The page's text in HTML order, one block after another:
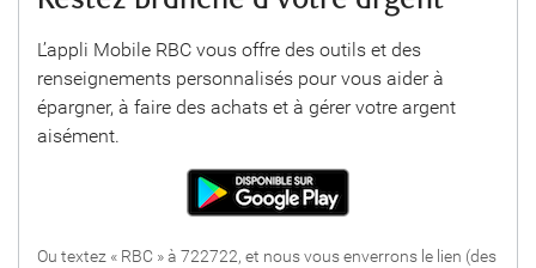
L’appli Mobile RBC vous offre des outils et des
renseignements personnalisés pour vous aider à
épargner, à faire des achats et à gérer votre argent
aisément.
Ou textez « RBC » à 722722, et nous vous enverrons le lien (des